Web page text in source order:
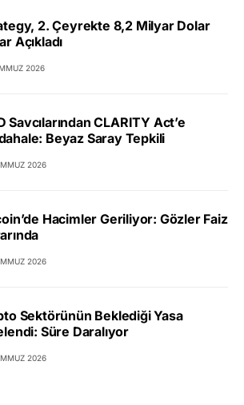
2. Çeyrekte 8,2 Milyar Dolar
Açıkladı
2026
Savcılarından CLARITY Act’e
Beyaz Saray Tepkili
2026
Hacimler Geriliyor: Gözler Faiz
2026
Sektörünün Beklediği Yasa
Süre Daralıyor
2026